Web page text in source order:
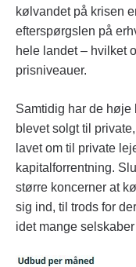
kølvandet på krisen
efterspørgslen på
hele landet – hvilket
prisniveauer.
Samtidig har de høje
blevet solgt til
lavet om til private
kapitalforrentning.
større koncerner at
sig ind, til trods for
idet mange